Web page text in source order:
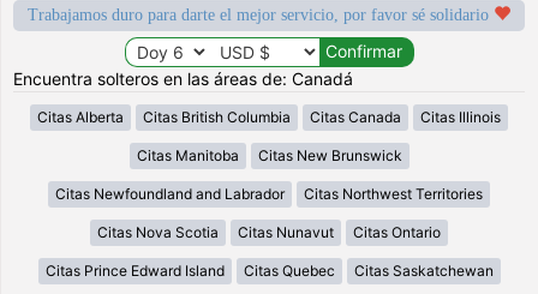
Trabajamos duro para darte el mejor servicio, por favor sé solidario
Encuentra solteros en las áreas de: Canadá
Citas Alberta Citas British Columbia Citas Canada Citas Illinois
Citas Manitoba Citas New Brunswick
Citas Newfoundland and Labrador Citas Northwest Territories
Citas Nova Scotia Citas Nunavut Citas Ontario
Citas Prince Edward Island Citas Quebec Citas Saskatchewan